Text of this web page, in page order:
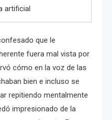
artificial
que le
fuera mal vista por
cómo en la voz de las
bien e incluso se
repitiendo mentalmente
impresionado de la